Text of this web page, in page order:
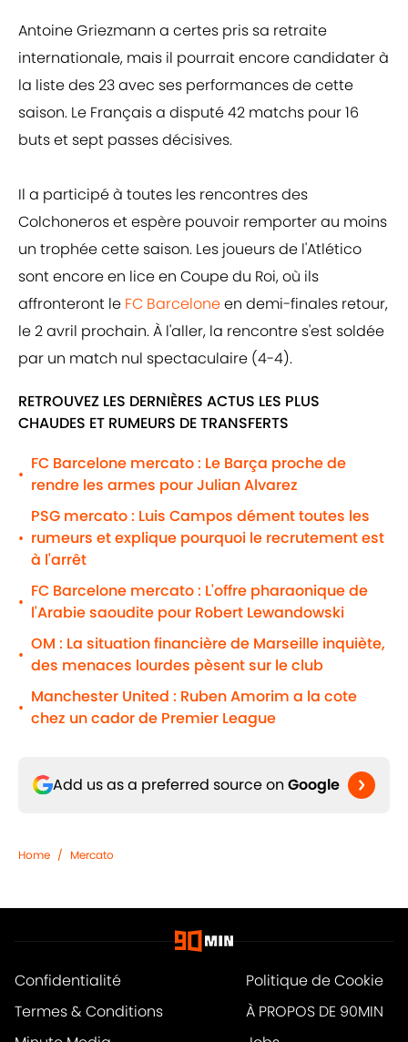
Antoine Griezmann a certes pris sa retraite
internationale, mais il pourrait encore candidater à
la liste des 23 avec ses performances de cette
saison. Le Français a disputé 42 matchs pour 16
buts et sept passes décisives.
Il a participé à toutes les rencontres des
Colchoneros et espère pouvoir remporter au moins
un trophée cette saison. Les joueurs de l'Atlético
sont encore en lice en Coupe du Roi, où ils
affronteront le FC Barceloneen demi-finales retour,
le 2 avril prochain. À l'aller, la rencontre s'est soldée
par un match nul spectaculaire (4-4).
RETROUVEZ LES DERNIÈRES ACTUS LES PLUS
CHAUDES ET RUMEURS DE TRANSFERTS
•
FC Barcelone mercato : Le Barça proche de
rendre les armes pour Julian Alvarez
•
PSG mercato : Luis Campos dément toutes les
rumeurs et explique pourquoi le recrutement est
à l'arrêt
•
FC Barcelone mercato : L'offre pharaonique de
l'Arabie saoudite pour Robert Lewandowski
•
OM : La situation financière de Marseille inquiète,
des menaces lourdes pèsent sur le club
•
Manchester United : Ruben Amorim a la cote
chez un cador de Premier League
Add us as a preferred source on Google
Home / Mercato
Confidentialité
Politique de Cookie
Termes & Conditions
À PROPOS DE 90MIN